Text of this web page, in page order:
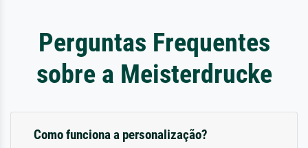
Perguntas Frequentes
sobre a Meisterdrucke
Como funciona a personalização?